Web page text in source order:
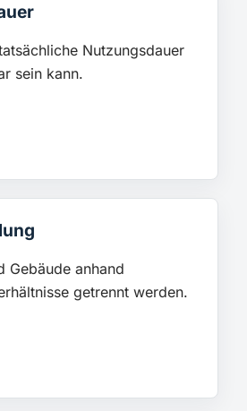
Nutzungsdauer
sein kann.
Gebäude anhand
getrennt werden.